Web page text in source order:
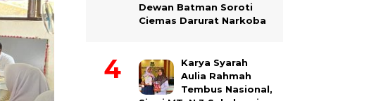
Dewan Batman Soroti
Ciemas Darurat Narkoba
Karya Syarah
Aulia Rahmah
Tembus Nasional,